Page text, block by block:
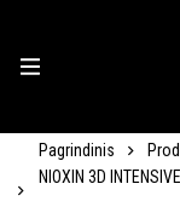
Pagrindinis
NIOXIN 3D